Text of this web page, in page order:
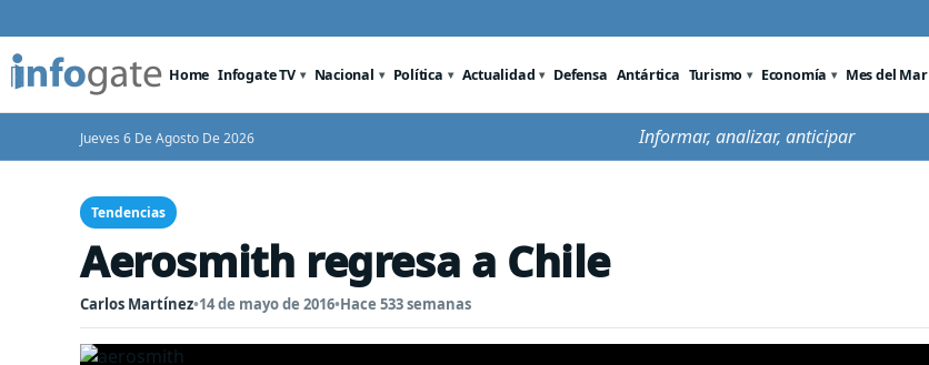
Home Infogate TV Nacional Política Actualidad Defensa Antártica Turismo Economía Mes del Mar
Jueves 6 De Agosto De 2026 Informar, analizar, anticipar
Tendencias
Aerosmith regresa a Chile
Carlos Martínez•14 de mayo de 2016•Hace 533 semanas